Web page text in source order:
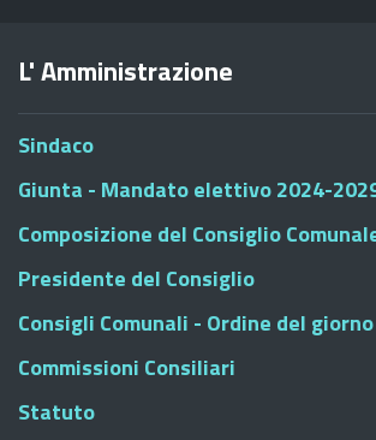
L' Amministrazione
Sindaco
Giunta - Mandato elettivo 2024-
Composizione del Consiglio
Presidente del Consiglio
Consigli Comunali - Ordine del
Commissioni Consiliari
Statuto